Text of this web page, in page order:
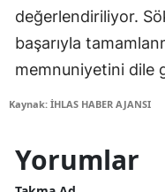
değerlendiriliyor.
başarıyla
memnuniyetini dile
Kaynak: İHLAS HABER AJANSI
Yorumlar